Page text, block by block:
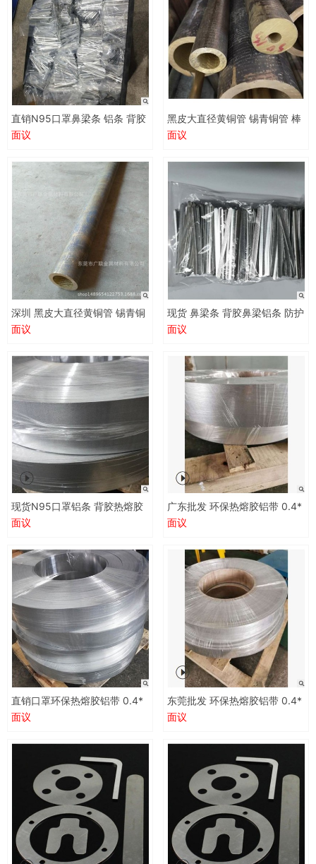
直销N95口罩鼻梁条 铝条 背胶
鼻梁条 0.5*5*90 0.4*2.8平面
条
面议
黑皮大直径黄铜管 锡青铜管 棒
黑皮铜管 批发零售 广东
面议
深圳 黑皮大直径黄铜管 锡青铜
管 黑皮黄铜棒 批发 零切
面议
现货 鼻梁条 背胶鼻梁铝条 防护
鼻梁口罩铝条 带胶N95口罩条
面议
现货N95口罩铝条 背胶热熔胶
铝带 0.4*94mm涂胶铝带 冲压
原材料
面议
广东批发 环保热熔胶铝带 0.4*
94mm涂胶铝带 鼻梁条冲压原
材料
面议
直销口罩环保热熔胶铝带 0.4*
94mm涂胶铝带 鼻梁条冲压原
材料
面议
东莞批发 环保热熔胶铝带 0.4*
94mm涂胶铝带 鼻梁条冲压原
材料
面议